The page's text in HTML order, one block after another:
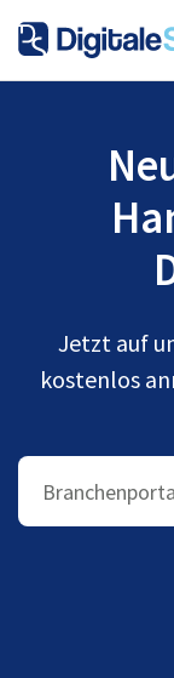
Jetzt auf
kostenlos